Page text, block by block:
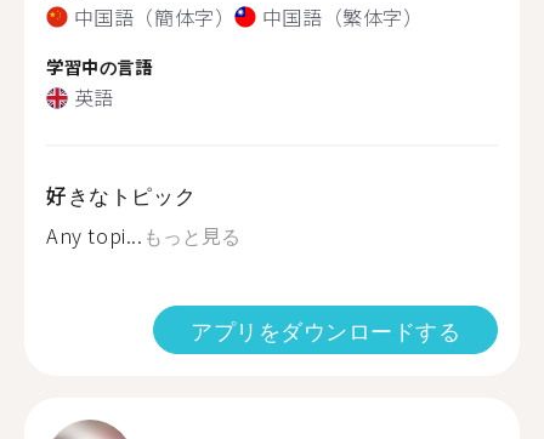
中国語（簡体字） 中国語（繁体字）
学習中の言語
英語
好きなトピック
Any topi... もっと見る
アプリをダウンロードする